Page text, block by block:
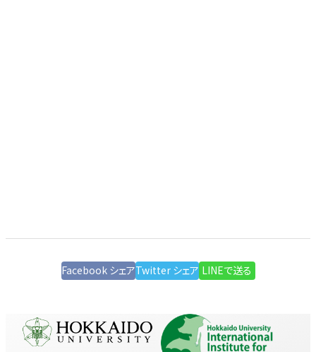
Facebook シェアTwitter シェア LINEで送る